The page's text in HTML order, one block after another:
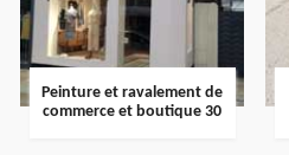
Peinture et ravalement de
commerce et boutique 30